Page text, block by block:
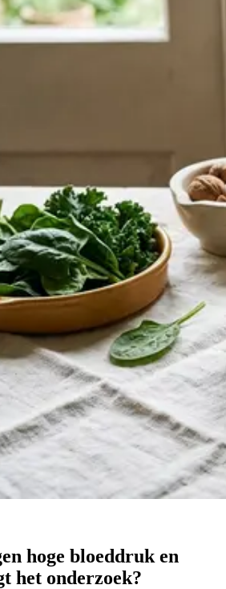
hoge bloeddruk en
het onderzoek?